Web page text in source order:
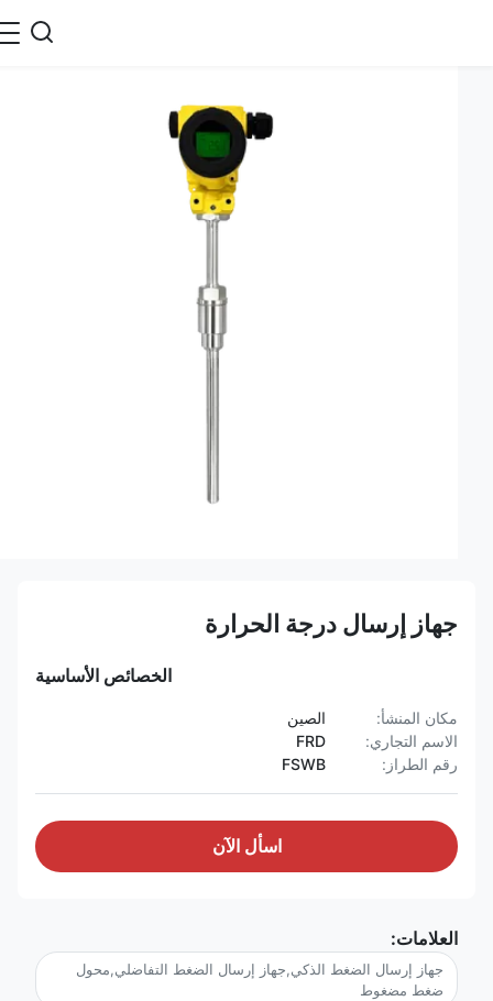
جهاز إرسال درجة الحرارة
الخصائص الأساسية
مكان المنشأ:
الصين
الاسم التجاري:
رقم الطراز:
FSWB
اسأل الآن
العلامات:
جهاز إرسال الضغط الذكي,جهاز إرسال الضغط التفاضلي,محول
ضغط مضغوط